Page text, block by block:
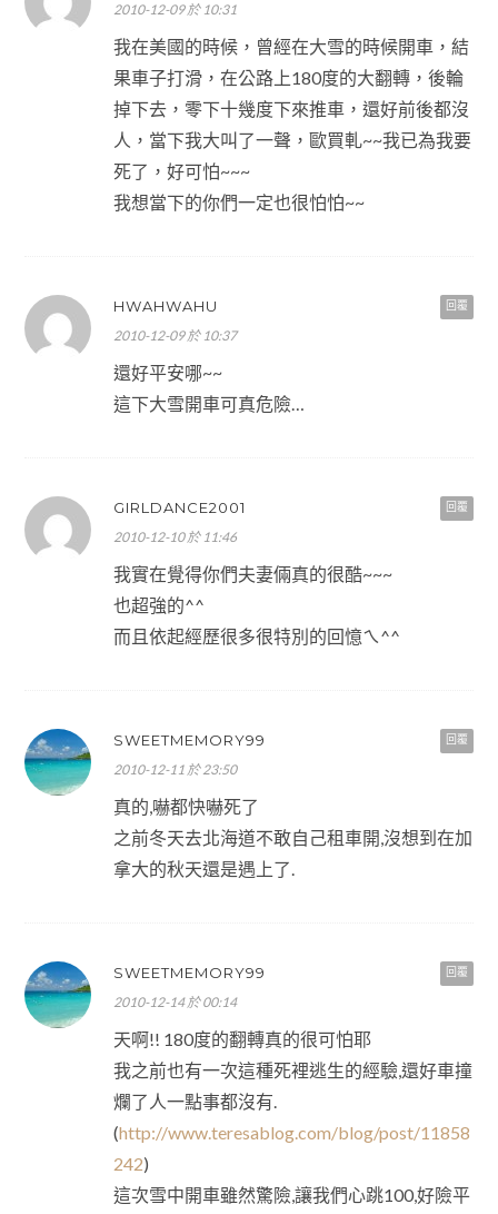
2010-12-09 於 10:31
我在美國的時候，曾經在大雪的時候開車，結
果車子打滑，在公路上180度的大翻轉，後輪
掉下去，零下十幾度下來推車，還好前後都沒
人，當下我大叫了一聲，歐買軋~~我已為我要
死了，好可怕~~~
我想當下的你們一定也很怕怕~~
回覆
HWAHWAHU
2010-12-09 於 10:37
還好平安哪~~
這下大雪開車可真危險…
回覆
GIRLDANCE2001
2010-12-10 於 11:46
我實在覺得你們夫妻倆真的很酷~~~
也超強的^^
而且依起經歷很多很特別的回憶ㄟ^^
回覆
SWEETMEMORY99
2010-12-11 於 23:50
真的,嚇都快嚇死了
之前冬天去北海道不敢自己租車開,沒想到在加
拿大的秋天還是遇上了.
回覆
SWEETMEMORY99
2010-12-14 於 00:14
天啊!! 180度的翻轉真的很可怕耶
我之前也有一次這種死裡逃生的經驗,還好車撞
爛了人一點事都沒有.
(http://www.teresablog.com/blog/post/11858
242)
這次雪中開車雖然驚險,讓我們心跳100,好險平